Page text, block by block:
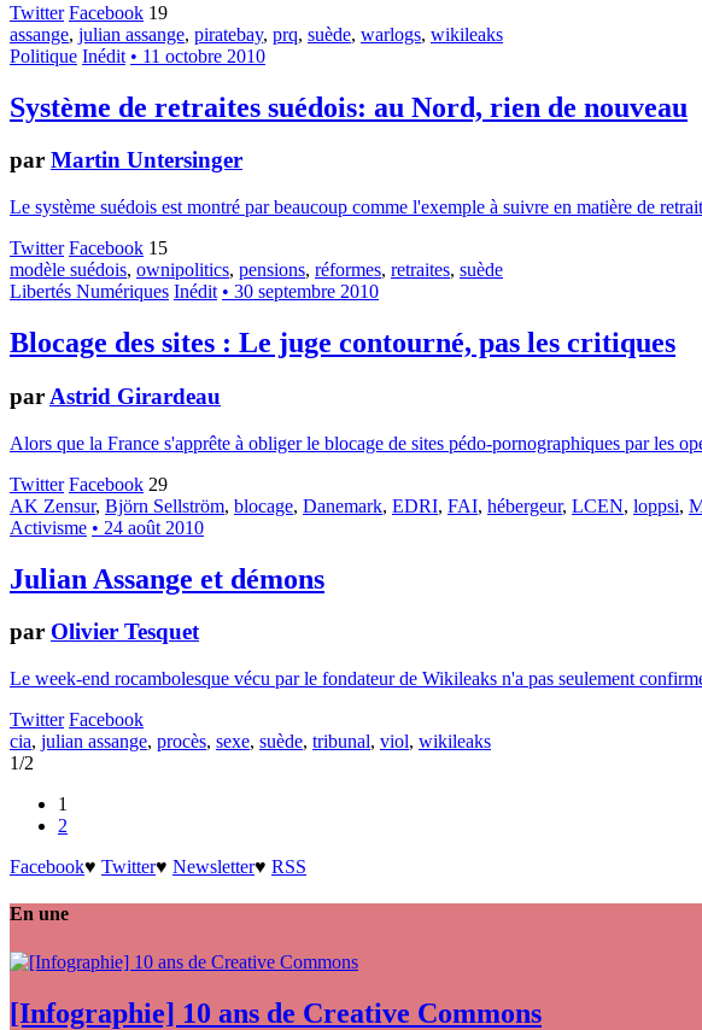
Twitter Facebook 19
assange, julian assange, piratebay, prq, suède, warlogs, wikileaks
Politique Inédit • 11 octobre 2010
Système de retraites suédois: au Nord, rien de nouveau
par Martin Untersinger
Le système suédois est montré par beaucoup comme l'exemple à suivre en matière de
Twitter Facebook 15
modèle suédois, ownipolitics, pensions, réformes, retraites, suède
Libertés Numériques Inédit • 30 septembre 2010
Blocage des sites : Le juge contourné, pas les critiques
par Astrid Girardeau
Alors que la France s'apprête à obliger le blocage de sites pédo-pornographiques par les
Twitter Facebook 29
AK Zensur, Björn Sellström, blocage, Danemark, EDRI, FAI, hébergeur, LCEN, loppsi,
Activisme • 24 août 2010
Julian Assange et démons
par Olivier Tesquet
Le week-end rocambolesque vécu par le fondateur de Wikileaks n'a pas seulement
Twitter Facebook
cia, julian assange, procès, sexe, suède, tribunal, viol, wikileaks
1/2
1
2
Facebook♥ Twitter♥ Newsletter♥ RSS
En une
[Infographie] 10 ans de Creative Commons